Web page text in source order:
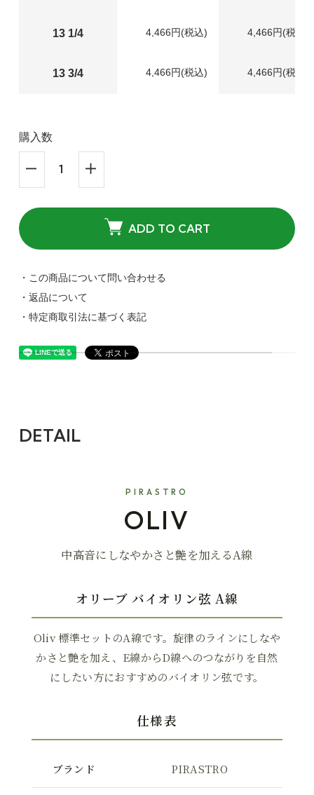
13 1/4 4,466円(税込) 4,466円(税込)
13 3/4 4,466円(税込) 4,466円(税込)
購入数
ADD TO CART
・この商品について問い合わせる
・返品について
・特定商取引法に基づく表記
DETAIL
PIRASTRO
OLIV
中高音にしなやかさと艶を加えるA線
オリーブ バイオリン弦 A線
Oliv 標準セットのA線です。旋律のラインにしなや
かさと艶を加え、E線からD線へのつながりを自然
にしたい方におすすめのバイオリン弦です。
仕様表
ブランド PIRASTRO